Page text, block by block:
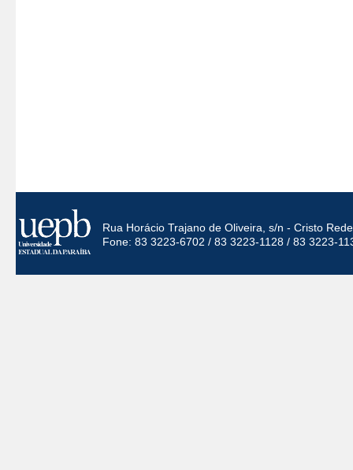
Rua Horácio Trajano de Oliveira, s/n - Cristo
Fone: 83 3223-6702 / 83 3223-1128 / 83 3223-